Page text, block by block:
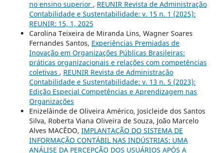
no ensino superior , REUNIR Revista de Administração
Contabilidade e Sustentabilidade: v. 15 n. 1 (2025):
REUNIR: 15, 1, 2025
Carolina Teixeira de Miranda Lins, Wagner Soares
Fernandes Santos, Experiências Premiadas de
Inovação em Organizações Públicas Brasileiras:
práticas organizacionais e relações com competências
coletivas , REUNIR Revista de Administração
Contabilidade e Sustentabilidade: v. 13 n. 5 (2023):
Edição Especial Competências e Aprendizagem nas
Organizações
Enizelâinde de Oliveira Américo, Josicleide dos Santos
Silva, Roberta Viana Oliveira de Souza, João Marcelo
Alves MACÊDO, IMPLANTAÇÃO DO SISTEMA DE
INFORMAÇÃO CONTÁBIL NAS INDÚSTRIAS: UMA
ANÁLISE DA PERCEPÇÃO DOS USUÁRIOS APÓS A